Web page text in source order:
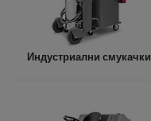
Индустриални смукачки